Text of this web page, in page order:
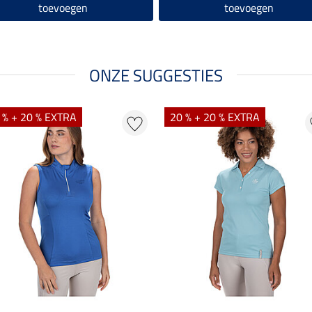
toevoegen toevoegen
ONZE SUGGESTIES
+ 20 % EXTRA 20 % + 20 % EXTRA